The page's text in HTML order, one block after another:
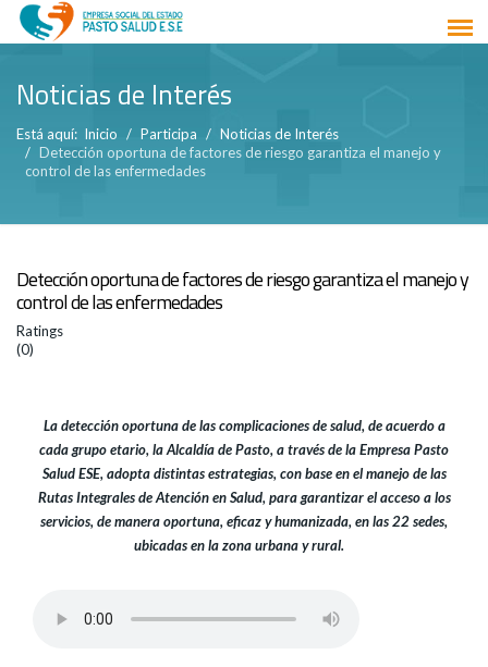
Noticias de Interés
Está aquí: Inicio Participa
Noticias de Interés
Detección oportuna de factores de riesgo garantiza el manejo y
control de las enfermedades
Detección oportuna de factores de riesgo garantiza el manejo y
control de las enfermedades
Ratings
(0)
La detección oportuna de las complicaciones de salud, de acuerdo a
cada grupo etario, la Alcaldía de Pasto, a través de la Empresa Pasto
Salud ESE, adopta distintas estrategias, con base en el manejo de las
Rutas Integrales de Atención en Salud, para garantizar el acceso a los
servicios, de manera oportuna, eficaz y humanizada, en las 22 sedes,
ubicadas en la zona urbana y rural.